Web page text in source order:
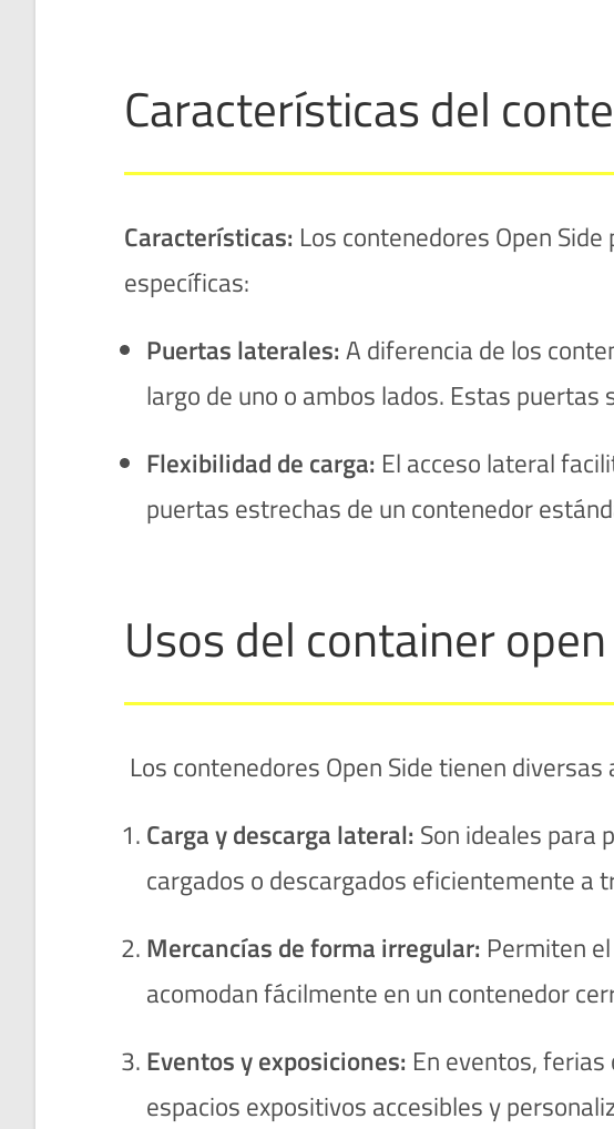
Características del
Características: Los contenedores Open
específicas:
Puertas laterales: A diferencia de los
largo de uno o ambos lados. Estas
Flexibilidad de carga: El acceso lateral
puertas estrechas de un contenedor
Usos del container
Los contenedores Open Side tienen
Carga y descarga lateral: Son ideales para
cargados o descargados eficientemente a
Mercancías de forma irregular: Permiten
acomodan fácilmente en un contenedor
Eventos y exposiciones: En eventos,
espacios expositivos accesibles y